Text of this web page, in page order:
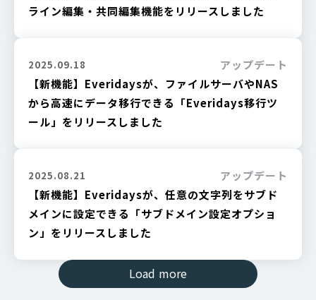
ライン編集・共同編集機能をリリースしました
2025.09.18
アップデート
【新機能】Everidaysが、ファイルサーバやNAS
から高速にデータ移行できる「Everidays移行ツ
ール」をリリースしました
2025.08.21
アップデート
【新機能】Everidaysが、任意の文字列をサブド
メインに設定できる「サブドメイン設定オプショ
ン」をリリースしました
Load more